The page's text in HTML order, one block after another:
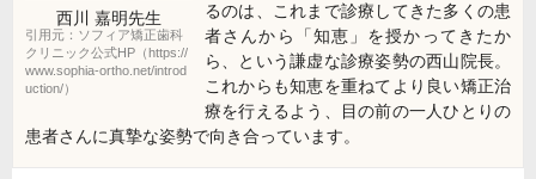
西川 嘉明先生
引用元：ソフィア矯正歯科
クリニック公式HP（https://
www.sophia-ortho.net/introd
uction/）
るのは、これまで診療してきた多くの患
者さんから「知恵」を授かってきたか
ら、という謙虚な診療姿勢の西山院長。
これからも知恵を重ねてより良い矯正治
療を行えるよう、目の前の一人ひとりの
患者さんに真摯な姿勢で向き合っています。